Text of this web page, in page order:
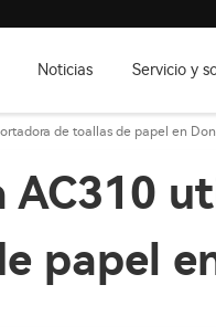
Noticias Servicio y
de toallas de papel en
papel